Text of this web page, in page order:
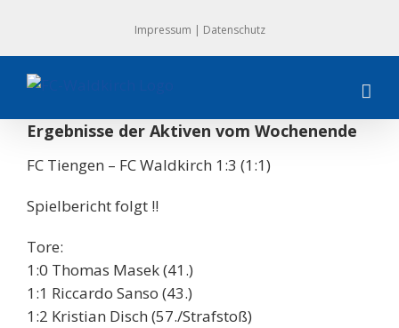
springen
Impressum | Datenschutz
Ergebnisse der Aktiven vom Wochenende
FC Tiengen – FC Waldkirch 1:3 (1:1)
Spielbericht folgt !!
Tore:
1:0 Thomas Masek (41.)
1:1 Riccardo Sanso (43.)
1:2 Kristian Disch (57./Strafstoß)